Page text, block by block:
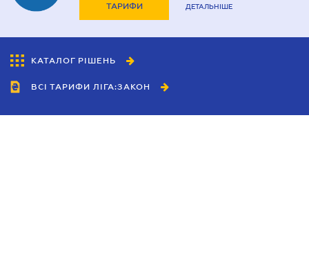
ТАРИФИ ДЕТАЛЬНІШЕ
КАТАЛОГ РІШЕНЬ
ВСІ ТАРИФИ ЛІГА:ЗАКОН